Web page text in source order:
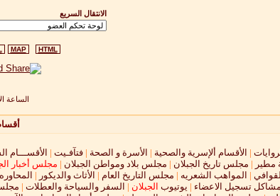
الانتقال السريع
MAP HTML
الساعة
| الأقسام ألإسرية والصحية | الأسرة و الصحة | فتآفـيت | الأقســـام
مطير | مجلس تاريخ الجبلان | مجلس بلاد ومواطن الجبلان | مجلس أخبار
| المواهب الشعريه | مجلس التاريخ العام | الأثاث والديكور |
تسجيل الاعضاء | يوتيوب الجبلان | السفر والسياحة والعطلات |